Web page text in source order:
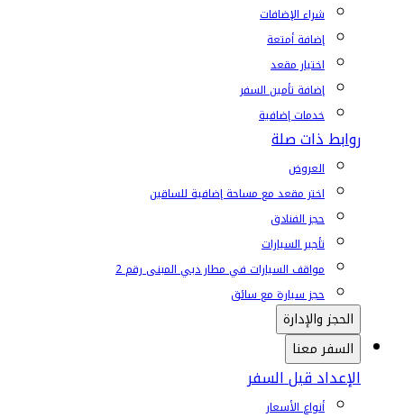
شراء الإضافات
إضافة أمتعة
اختيار مقعد
إضافة تأمين السفر
خدمات إضافية
روابط ذات صلة
العروض
اختر مقعد مع مساحة إضافية للساقين
حجز الفنادق
تأجير السيارات
مواقف السيارات في مطار دبي المبنى رقم 2
حجز سيارة مع سائق
الحجز والإدارة
السفر معنا
الإعداد قبل السفر
أنواع الأسعار